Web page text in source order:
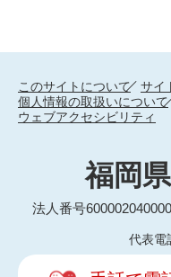
このサイトについて
サイ
個人情報の取扱いについて
ウェブアクセシビリティ
福岡
法人番号
代表電